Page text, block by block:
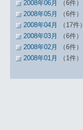
2008年06月
（6件）
2008年05月
（6件）
2008年04月
（17件）
2008年03月
（6件）
2008年02月
（6件）
2008年01月
（1件）